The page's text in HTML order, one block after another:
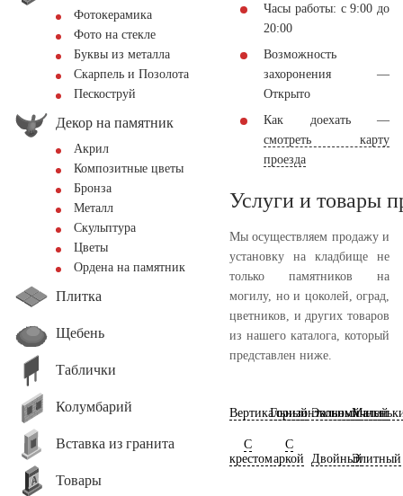
Фотокерамика
Фото на стекле
Буквы из металла
Скарпель и Позолота
Пескоструй
Декор на памятник
Акрил
Композитные цветы
Бронза
Металл
Скульптура
Цветы
Ордена на памятник
Плитка
Щебень
Таблички
Колумбарий
Вставка из гранита
Товары
Часы работы: с 9:00 до
20:00
Возможность
захоронения —
Открыто
Как доехать —
смотреть карту
проезда
Услуги и товары
Мы осуществляем продажу и
установку на кладбище не
только памятников на
могилу, но и цоколей, оград,
цветников, и других товаров
из нашего каталога, который
представлен ниже.
ВертикальныйГоризонтальный
Экономичный
С
крестом
С
аркой
ДвойныйЭлитный